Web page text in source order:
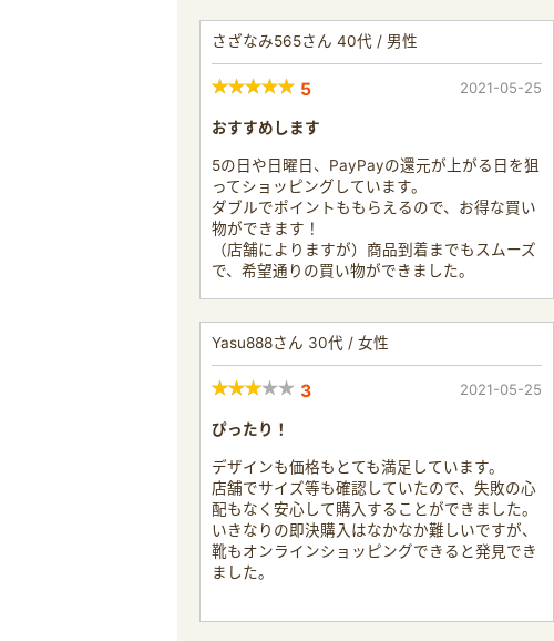
さざなみ565さん 40代 / 男性
5 2021-05-25
おすすめします
5の日や日曜日、PayPayの還元が上がる日を狙
ってショッピングしています。
ダブルでポイントももらえるので、お得な買い
物ができます！
（店舗によりますが）商品到着までもスムーズ
で、希望通りの買い物ができました。
Yasu888さん 30代 / 女性
3 2021-05-25
ぴったり！
デザインも価格もとても満足しています。
店舗でサイズ等も確認していたので、失敗の心
配もなく安心して購入することができました。
いきなりの即決購入はなかなか難しいですが、
靴もオンラインショッピングできると発見でき
ました。